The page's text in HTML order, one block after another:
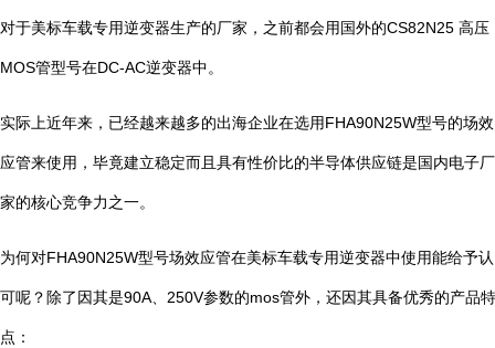
对于美标车载专用逆变器生产的厂家，之前都会用国外的CS82N25 高压
MOS管型号在DC-AC逆变器中。
实际上近年来，已经越来越多的出海企业在选用FHA90N25W型号的场效
应管来使用，毕竟建立稳定而且具有性价比的半导体供应链是国内电子厂
家的核心竞争力之一。
为何对FHA90N25W型号场效应管在美标车载专用逆变器中使用能给予认
可呢？除了因其是90A、250V参数的mos管外，还因其具备优秀的产品特
点：